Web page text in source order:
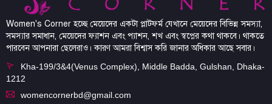
Women's Corner হচ্ছে মেয়েদের একটা প্লাটফর্ম যেখানে মেয়েদের বিভিন্ন সমস্যা,
সমস্যার সমাধান, মেয়েদের ফ্যাশন এবং প্যাশন, শখ এবং স্বপ্নের কথা থাকবে। থাকতে
পারবেন আপনারা ছেলেরাও। কারণ আমরা বিশ্বাস করি জানার অধিকার আছে সবার।
Kha-199/3&4(Venus Complex), Middle Badda, Gulshan, Dhaka-
1212
womencornerbd@gmail.com